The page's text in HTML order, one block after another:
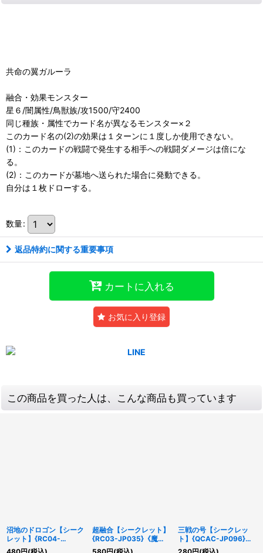
共命の翼ガルーラ
融合・効果モンスター
星６/闇属性/鳥獣族/攻1500/守2400
同じ種族・属性でカード名が異なるモンスター×２
このカード名の(2)の効果は１ターンに１度しか使用できない。
(1)：このカードの戦闘で発生する相手への戦闘ダメージは倍にな
る。
(2)：このカードが墓地へ送られた場合に発動できる。
自分は１枚ドローする。
数量:
返品特約に関する重要事項
カートに入れる
お気に入り登録
この商品を買った人は、こんな商品も買っています
沼地のドロゴン【シーク
レット】{RC04-
JP029}《融合》
超融合【シークレット】
{RC03-JP035}《魔
法》
三戦の号【シークレッ
ト】{QCAC-JP096}
《魔法》